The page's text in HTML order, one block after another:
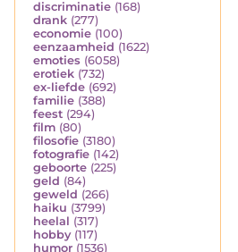
discriminatie (168)
drank (277)
economie (100)
eenzaamheid (1622)
emoties (6058)
erotiek (732)
ex-liefde (692)
familie (388)
feest (294)
film (80)
filosofie (3180)
fotografie (142)
geboorte (225)
geld (84)
geweld (266)
haiku (3799)
heelal (317)
hobby (117)
humor (1536)